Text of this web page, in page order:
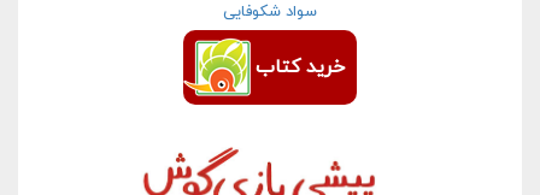
سواد شکوفایی
خرید کتاب